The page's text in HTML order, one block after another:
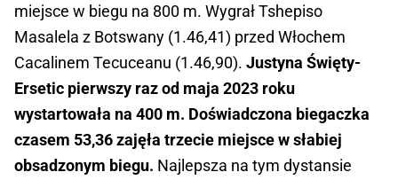
miejsce w biegu na 800 m. Wygrał Tshepiso
Masalela z Botswany (1.46,41) przed Włochem
Cacalinem Tecuceanu (1.46,90). Justyna Święty-
Ersetic pierwszy raz od maja 2023 roku
wystartowała na 400 m. Doświadczona biegaczka
czasem 53,36 zajęła trzecie miejsce w słabiej
obsadzonym biegu. Najlepsza na tym dystansie